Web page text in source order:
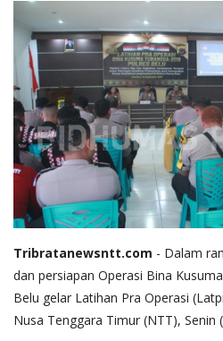
Polisi Kita
Mitra Polisi
Giat Ops
Link Polda NTT
Tribratanewsntt.com - Dalam
dan persiapan Operasi Bina
Belu gelar Latihan Pra Operasi
Nusa Tenggara Timur (NTT), Senin